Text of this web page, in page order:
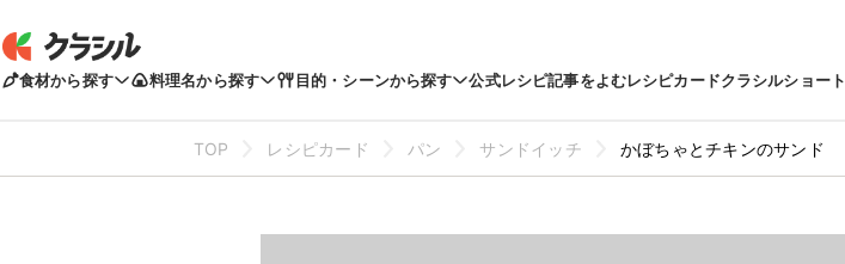
食材から探す 料理名から探す 目的・シーンから探す 公式レシピ記事をよむレシピカードクラシルショート
TOP レシピカード パン サンドイッチ かぼちゃとチキンのサンド